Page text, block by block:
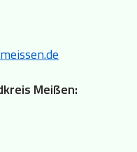
Meißen: